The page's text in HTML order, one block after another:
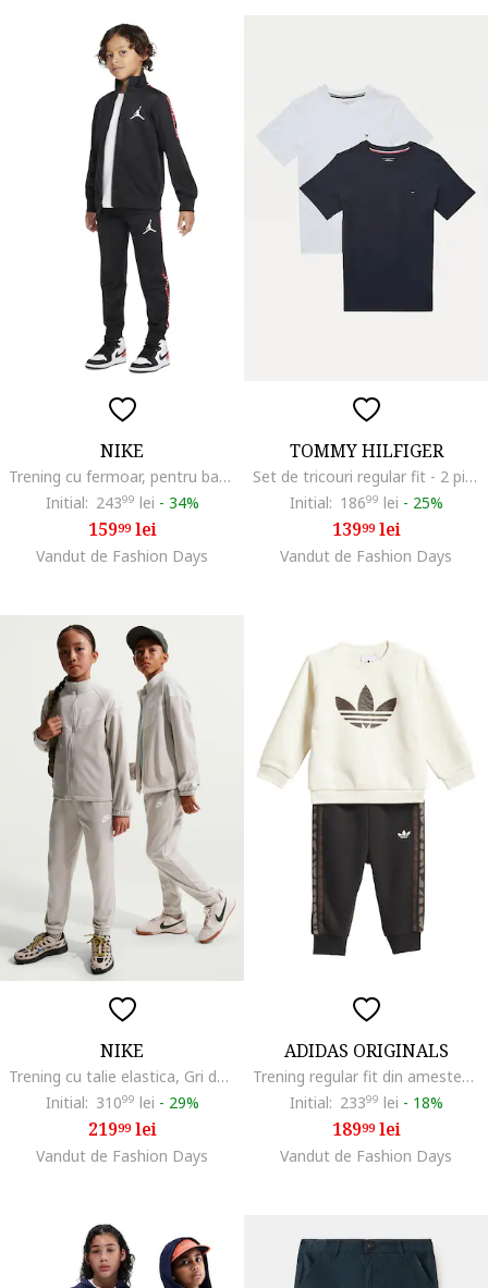
NIKE
Trening cu fermoar, pentru baschet Air Jordan, Rosu/Negru/Alb optic
Initial: 24399 lei - 34%
15999lei
Vandut de Fashion Days
TOMMY HILFIGER
Set de tricouri regular fit - 2 piese, Alb/Albastru inchis
Initial: 18699 lei - 25%
13999lei
Vandut de Fashion Days
NIKE
Trening cu talie elastica, Gri deschis/Alb murdar
Initial: 31099 lei - 29%
21999lei
Vandut de Fashion Days
ADIDAS ORIGINALS
Trening regular fit din amestec de bumbac, Negru stins/Crem
Initial: 23399 lei - 18%
18999lei
Vandut de Fashion Days